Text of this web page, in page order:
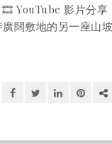
🎞️ YouTube 影片分享
闊敷地的另一座山坡